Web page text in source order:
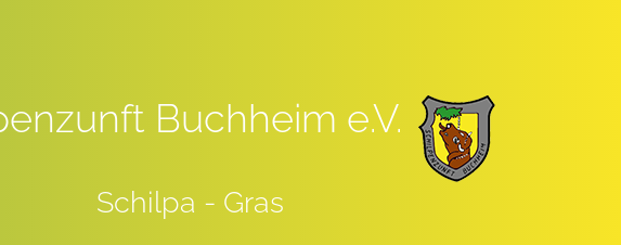
Buchheim e.V.
Schilpa - Gras